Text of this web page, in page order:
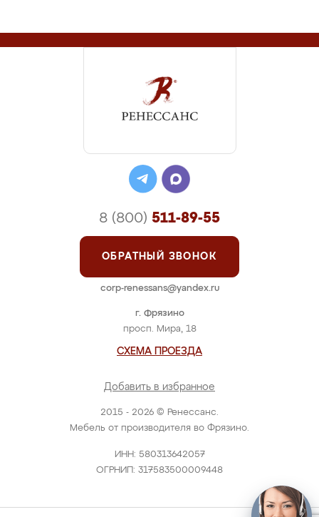
2015 - 2026 © Ренессанс.
Мебель от производителя во Фрязино.
ИНН: 580313642057
ОГРНИП: 317583500009448
г. Фрязино
просп. Мира, 18
СХЕМА ПРОЕЗДА
Добавить в избранное
8 (800) 511-89-55
ОБРАТНЫЙ ЗВОНОК
corp-renessans@yandex.ru